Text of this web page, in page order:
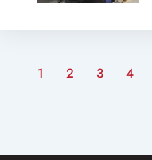
1 2 3 4